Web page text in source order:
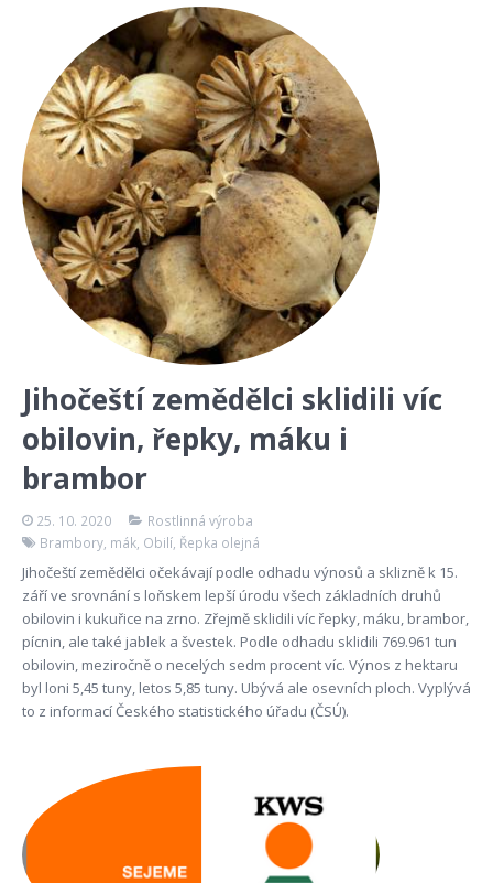
Jihočeští zemědělci sklidili víc
obilovin, řepky, máku i
brambor
25. 10. 2020
Rostlinná výroba
Brambory mák Obilí Řepka olejná
Jihočeští zemědělci očekávají podle odhadu výnosů a sklizně k 15.
září ve srovnání s loňskem lepší úrodu všech základních druhů
obilovin i kukuřice na zrno. Zřejmě sklidili víc řepky, máku, brambor,
pícnin, ale také jablek a švestek. Podle odhadu sklidili 769.961 tun
obilovin, meziročně o necelých sedm procent víc. Výnos z hektaru
byl loni 5,45 tuny, letos 5,85 tuny. Ubývá ale osevních ploch. Vyplývá
to z informací Českého statistického úřadu (ČSÚ).